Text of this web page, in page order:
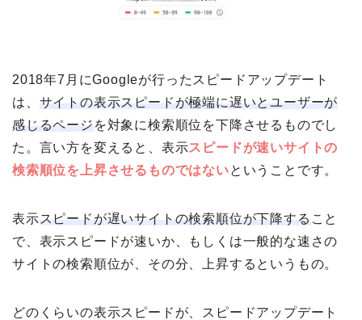
2018年7月にGoogleが行ったスピードアップデート
は、 サイトの表示スピードが極端に遅いとユーザーが
感じるページ を対象に検索順位を下降させるものでし
た。言い方を変えると、表示スピードが速いサイトの
検索順位を上昇させるものではないということです。
表示スピードが遅いサイトの検索順位が下降する こと
で、表示スピードが速いか、もしくは一般的な速さの
サイトの検索順位が、その分、上昇するというもの。
どのくらいの表示スピードが、スピードアップデート